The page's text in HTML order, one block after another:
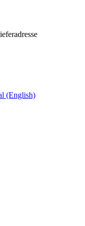
(English)